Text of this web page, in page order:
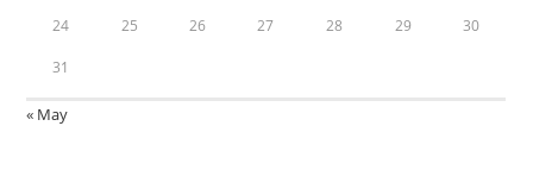
24 25 26 27 28 29 30
31
« May